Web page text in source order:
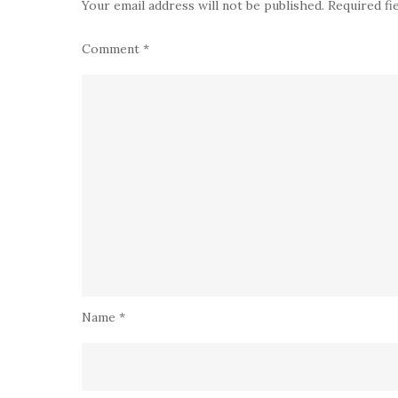
Your email address will not be published. Required
Comment *
Name *